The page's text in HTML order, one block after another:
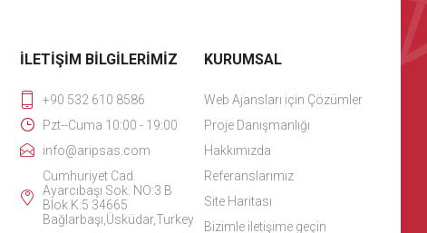
İLETIŞIM BILGILERIMIZ
+90 532 610 8586
Pzt--Cuma 10:00 - 19:00
info@aripsas.com
Cumhuriyet Cad.
Ayarcıbaşı Sok. NO:3 B
Blok.K:5 34665
Bağlarbaşı,Üsküdar,Turkey
KURUMSAL
Web Ajansları için Çözümler
Proje Danışmanlığı
Hakkımızda
Referanslarımız
Site Haritası
Bizimle iletişime geçin